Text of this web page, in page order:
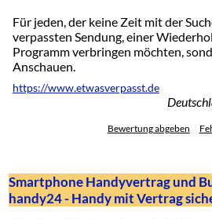
Für jeden, der keine Zeit mit der
verpassten Sendung, einer
Programm verbringen möchten,
Anschauen.
https://www.etwasverpasst.de
Bewertung abgeben
Smartphone Handyvertrag und
handy24 - Handy mit Vertrag